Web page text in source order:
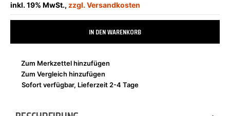
inkl. 19% MwSt., zzgl. Versandkosten
IN DEN WARENKORB
Zum Merkzettel hinzufügen
Zum Vergleich hinzufügen
Sofort verfügbar, Lieferzeit 2-4 Tage